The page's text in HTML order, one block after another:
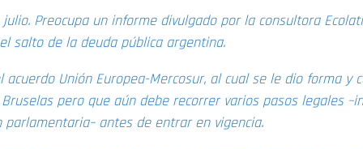
julio. Preocupa un informe divulgado por la consultora
salto de la deuda pública argentina.
acuerdo Unión Europea-Mercosur, al cual se le dio forma y
pero que aún debe recorrer varios pasos legales
parlamentaria– antes de entrar en vigencia.